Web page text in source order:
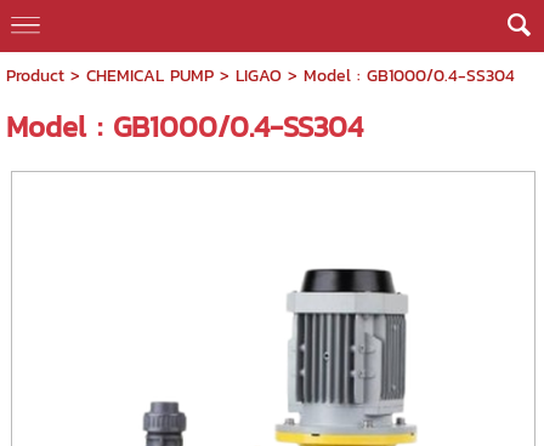
Product> CHEMICAL PUMP> LIGAO> Model : GB1000/0.4-SS304
Model : GB1000/0.4-SS304